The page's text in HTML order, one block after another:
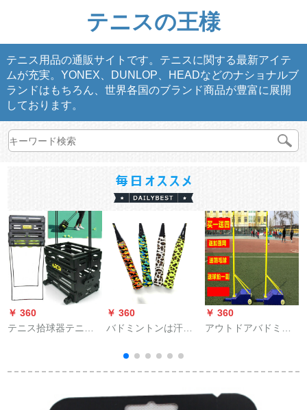
テニスの王様
テニス用品の通販サイトです。テニスに関する最新アイテ
ムが充実。YONEX、DUNLOP、HEADなどのナショナルブ
ランドはもちろん、世界各国のブランド商品が豊富に展開
しております。
￥ 360
テニス拾球器テニス
ス枠塑性鋼は丈夫で
￥ 360
バドミントンは汗を
ある平面の打孔の手
ゴムの迷彩のヒョウ
の釣り竿を持ってヒ
￥ 360
アウトドアバドミン
移動試験基準は、重
の重量を70キロのセ